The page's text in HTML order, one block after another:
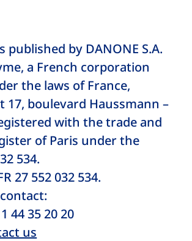
published by DANONE S.A.
a French corporation
the laws of France,
17, boulevard Haussmann –
with the trade and
of Paris under the
534.
27 552 032 534.
44 35 20 20
us